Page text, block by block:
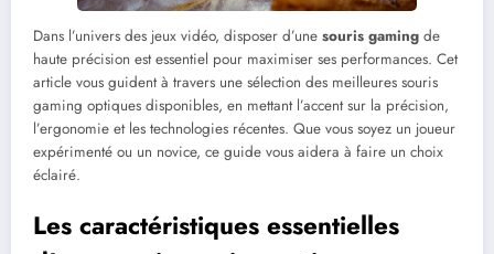
Dans l’univers des jeux vidéo, disposer d’une souris gaming de
haute précision est essentiel pour maximiser ses performances. Cet
article vous guident à travers une sélection des meilleures souris
gaming optiques disponibles, en mettant l’accent sur la précision,
l’ergonomie et les technologies récentes. Que vous soyez un joueur
expérimenté ou un novice, ce guide vous aidera à faire un choix
éclairé.
Les caractéristiques essentielles